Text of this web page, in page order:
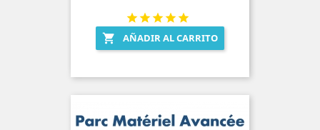
 AÑADIR AL CARRITO